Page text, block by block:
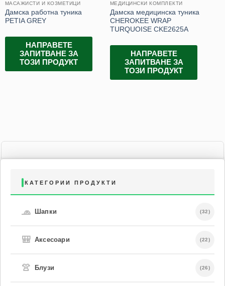
МАСАЖИСТИ И КОЗМЕТИЦИ
Дамска работна туника
PETIA GREY
НАПРАВЕТЕ
ЗАПИТВАНЕ ЗА
ТОЗИ ПРОДУКТ
МЕДИЦИНСКИ КОМПЛЕКТИ
Дамска медицинска туника
CHEROKEE WRAP
TURQUOISE CKE2625A
НАПРАВЕТЕ
ЗАПИТВАНЕ ЗА
ТОЗИ ПРОДУКТ
КАТЕГОРИИ ПРОДУКТИ
🧢 Шапки (32)
🎒 Аксесоари (22)
👚 Блузи (26)